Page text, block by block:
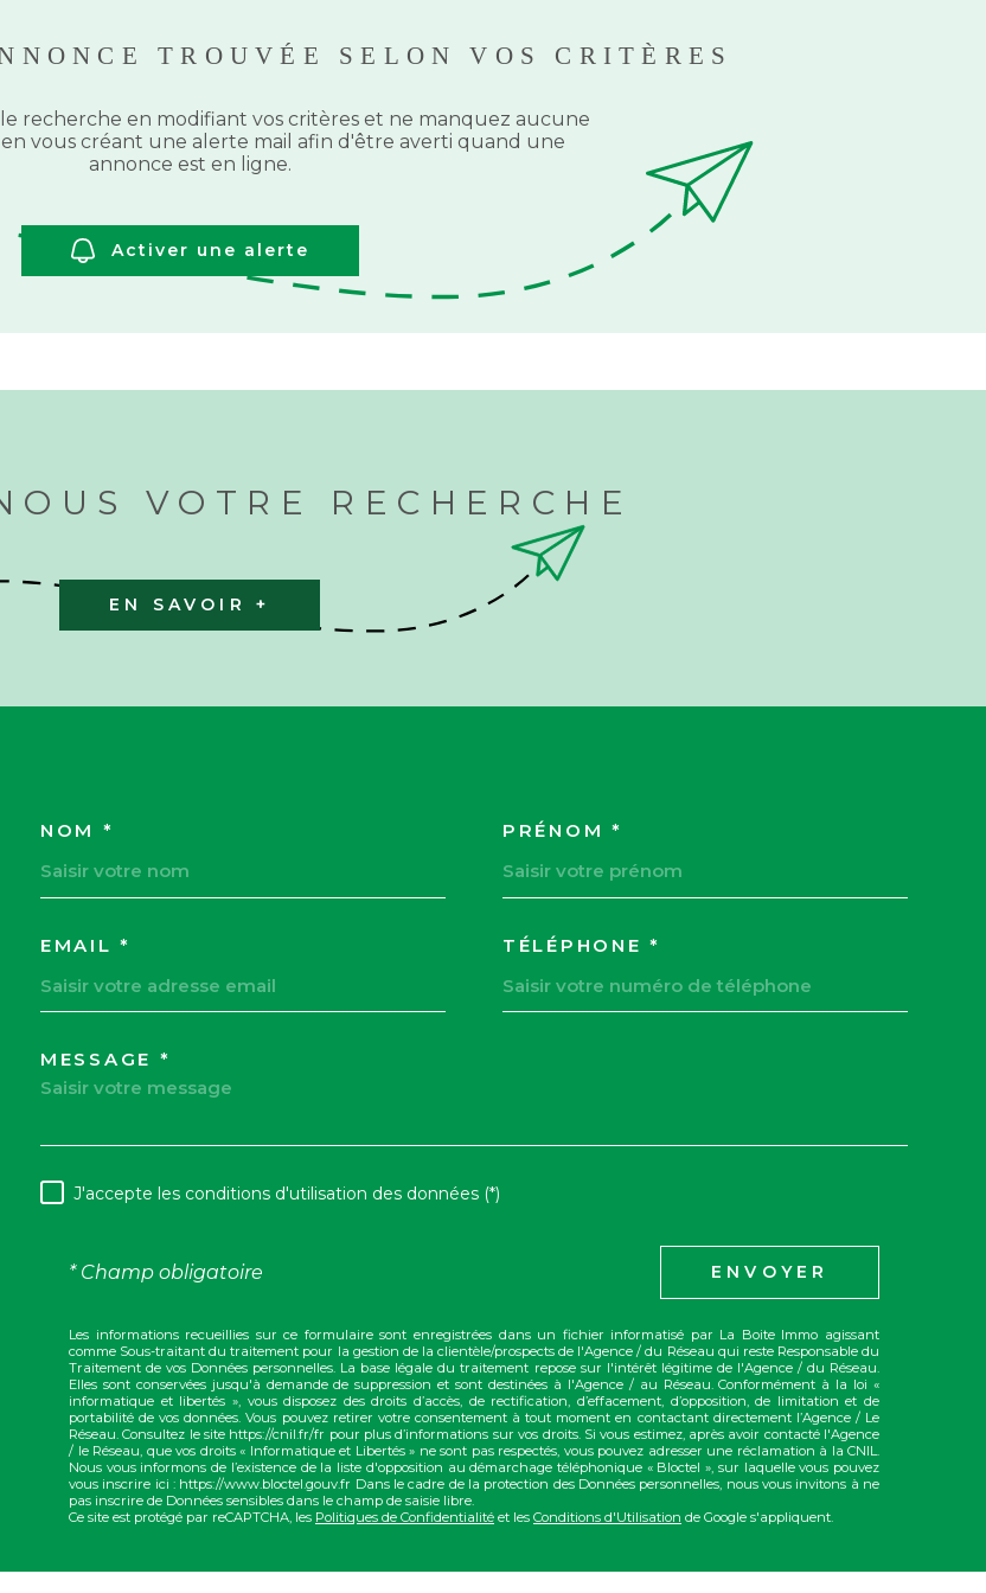
TROUVÉE SELON VOS CRITÈRES
recherche en modifiant vos critères et ne manquez aucune
vous créant une alerte mail afin d'être averti quand une
annonce est en ligne.
Activer une alerte
VOTRE RECHERCHE
EN SAVOIR +
TRAD_MELTEM_VOSCOORDONNEES
NOM * PRÉNOM *
EMAIL * TÉLÉPHONE *
TRAD_MELTEM_VOREDEMANDE
MESSAGE *
RÈGLEMENTATION
J'accepte les conditions d'utilisation des données (*)
* Champ obligatoire ENVOYER
Les informations recueillies sur ce formulaire sont enregistrées dans un fichier informatisé par La Boite Immo agissant
comme Sous-traitant du traitement pour la gestion de la clientèle/prospects de l'Agence / du Réseau qui reste Responsable du
Traitement de vos Données personnelles. La base légale du traitement repose sur l'intérêt légitime de l'Agence / du Réseau.
Elles sont conservées jusqu'à demande de suppression et sont destinées à l'Agence / au Réseau. Conformément à la loi «
informatique et libertés », vous disposez des droits d’accès, de rectification, d’effacement, d’opposition, de limitation et de
portabilité de vos données. Vous pouvez retirer votre consentement à tout moment en contactant directement l’Agence / Le
Réseau. Consultez le site https://cnil.fr/fr pour plus d’informations sur vos droits. Si vous estimez, après avoir contacté l'Agence
/ le Réseau, que vos droits « Informatique et Libertés » ne sont pas respectés, vous pouvez adresser une réclamation à la CNIL.
Nous vous informons de l’existence de la liste d'opposition au démarchage téléphonique « Bloctel », sur laquelle vous pouvez
vous inscrire ici : https://www.bloctel.gouv.fr Dans le cadre de la protection des Données personnelles, nous vous invitons à ne
pas inscrire de Données sensibles dans le champ de saisie libre.
Ce site est protégé par reCAPTCHA, les Politiques de Confidentialité et les Conditions d'Utilisation de Google s'appliquent.